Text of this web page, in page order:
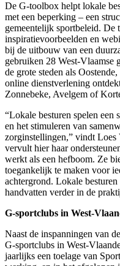
De G-toolbox helpt lokale
met een beperking – een
gemeentelijk sportbeleid. De
inspiratievoorbeelden en
bij de uitbouw van een
gebruiken 28 West-Vlaamse
de grote steden als
online dienstverlening
Zonnebeke, Avelgem of
“Lokale besturen spelen een
en het stimuleren van
zorginstellingen,” vindt Loes
vervult hier haar
werkt als een hefboom. Ze
toegankelijk te maken voor
achtergrond. Lokale
handvatten verder in de
G-sportclubs in West-
Naast de inspanningen van
G-sportclubs in West-
jaarlijks een toelage van